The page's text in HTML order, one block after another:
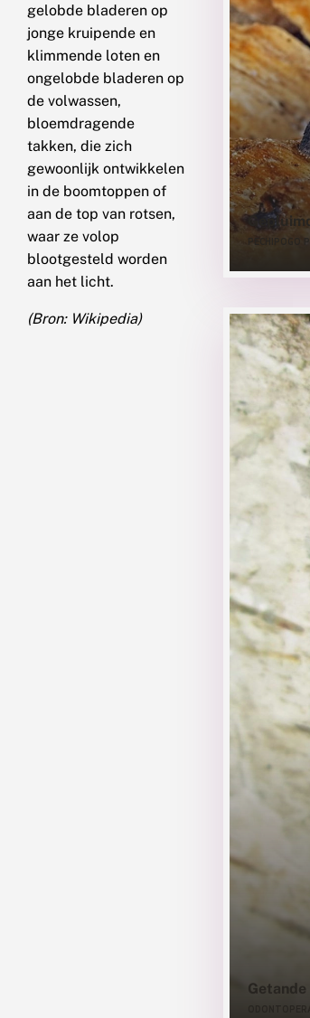
gelobde bladeren op
jonge kruipende en
klimmende loten en
ongelobde bladeren op
de volwassen,
bloemdragende
takken, die zich
gewoonlijk ontwikkelen
in de boomtoppen of
aan de top van rotsen,
waar ze volop
blootgesteld worden
aan het licht.
(Bron: Wikipedia)
PECHIPOGO
Getande